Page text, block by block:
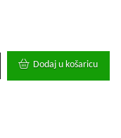
Dodaj u košaricu